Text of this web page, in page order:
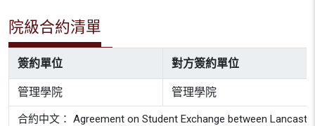
院級合約清單
簽約單位 對方簽約單位
管理學院 管理學院
合約中文： Agreement on Student Exchange between